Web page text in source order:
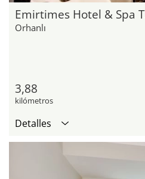
Emirtimes Hotel & Spa
Orhanlı
3,88
kilómetros
Detalles